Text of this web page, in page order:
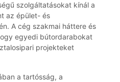
szolgáltatásokat kínál a
az épület- és
A cég szakmai háttere és
egyedi bútordarabokat
projekteket
a tartósság, a